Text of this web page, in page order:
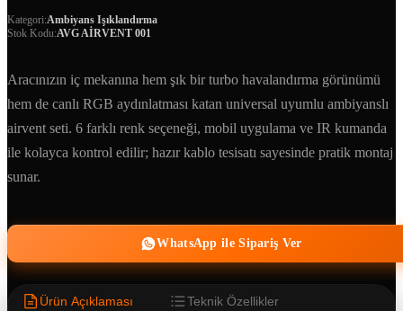
Kategori:Ambiyans Işıklandırma
Stok Kodu:AVG AİRVENT 001
Aracınızın iç mekanına hem şık bir turbo havalandırma görünümü
hem de canlı RGB aydınlatması katan universal uyumlu ambiyanslı
airvent seti. 6 farklı renk seçeneği, mobil uygulama ve IR kumanda
ile kolayca kontrol edilir; hazır kablo tesisatı sayesinde pratik montaj
sunar.
WhatsApp ile Sipariş Ver
Ürün Açıklaması Teknik Özellikler